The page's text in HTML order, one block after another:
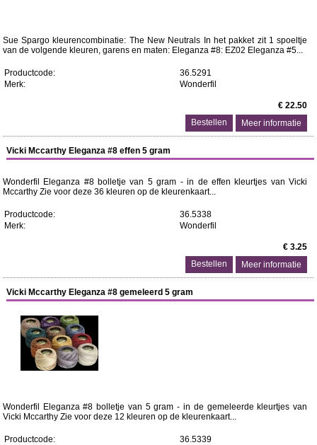
Sue Spargo kleurencombinatie: The New Neutrals In het pakket zit 1 spoeltje
van de volgende kleuren, garens en maten: Eleganza #8: EZ02 Eleganza #5...
Productcode:
36.5291
Merk:
Wonderfil
€ 22.50
Meer informatie
Vicki Mccarthy Eleganza #8 effen 5 gram
Wonderfil Eleganza #8 bolletje van 5 gram - in de effen kleurtjes van Vicki
Mccarthy Zie voor deze 36 kleuren op de kleurenkaart...
Productcode:
36.5338
Merk:
Wonderfil
€ 3.25
Meer informatie
Vicki Mccarthy Eleganza #8 gemeleerd 5 gram
Wonderfil Eleganza #8 bolletje van 5 gram - in de gemeleerde kleurtjes van
Vicki Mccarthy Zie voor deze 12 kleuren op de kleurenkaart...
Productcode:
36.5339